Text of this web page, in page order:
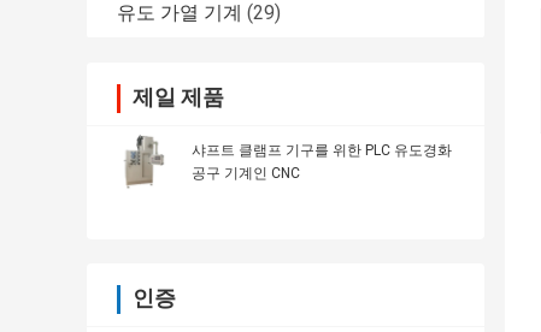
유도 가열 기계 (29)
제일 제품
샤프트 클램프 기구를 위한 PLC 유도경화
공구 기계인 CNC
인증